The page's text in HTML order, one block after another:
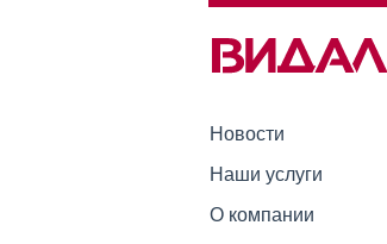
Новости
Наши услуги
О компании